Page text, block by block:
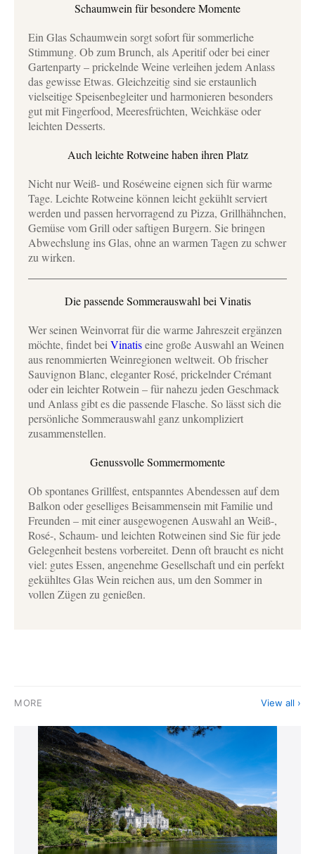
Schaumwein für besondere Momente
Ein Glas Schaumwein sorgt sofort für sommerliche
Stimmung. Ob zum Brunch, als Aperitif oder bei einer
Gartenparty – prickelnde Weine verleihen jedem Anlass
das gewisse Etwas. Gleichzeitig sind sie erstaunlich
vielseitige Speisenbegleiter und harmonieren besonders
gut mit Fingerfood, Meeresfrüchten, Weichkäse oder
leichten Desserts.
Auch leichte Rotweine haben ihren Platz
Nicht nur Weiß- und Roséweine eignen sich für warme
Tage. Leichte Rotweine können leicht gekühlt serviert
werden und passen hervorragend zu Pizza, Grillhähnchen,
Gemüse vom Grill oder saftigen Burgern. Sie bringen
Abwechslung ins Glas, ohne an warmen Tagen zu schwer
zu wirken.
Die passende Sommerauswahl bei Vinatis
Wer seinen Weinvorrat für die warme Jahreszeit ergänzen
möchte, findet beiVinatiseine große Auswahl an Weinen
aus renommierten Weinregionen weltweit. Ob frischer
Sauvignon Blanc, eleganter Rosé, prickelnder Crémant
oder ein leichter Rotwein – für nahezu jeden Geschmack
und Anlass gibt es die passende Flasche. So lässt sich die
persönliche Sommerauswahl ganz unkompliziert
zusammenstellen.
Genussvolle Sommermomente
Ob spontanes Grillfest, entspanntes Abendessen auf dem
Balkon oder geselliges Beisammensein mit Familie und
Freunden – mit einer ausgewogenen Auswahl an Weiß-,
Rosé-, Schaum- und leichten Rotweinen sind Sie für jede
Gelegenheit bestens vorbereitet. Denn oft braucht es nicht
viel: gutes Essen, angenehme Gesellschaft und ein perfekt
gekühltes Glas Wein reichen aus, um den Sommer in
vollen Zügen zu genießen.
MORE View all ›